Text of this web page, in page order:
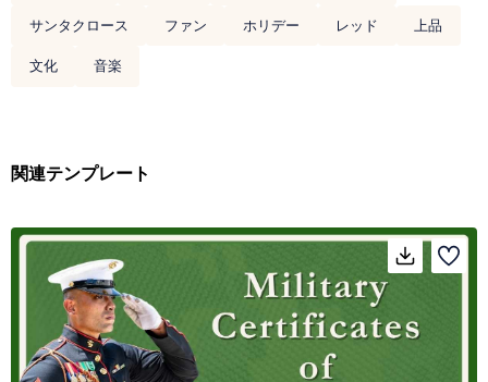
サンタクロース
ファン ホリデー レッド
上品
文化
音楽
関連テンプレート